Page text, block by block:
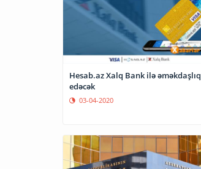
Hesab.az Xalq Bank ilə əməkdaşlıq
edəcək
03-04-2020